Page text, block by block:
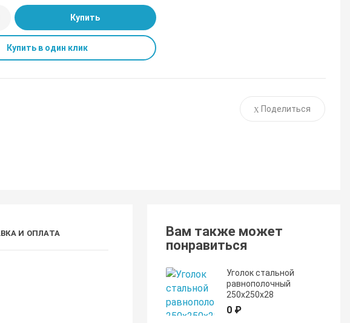
Купить
Купить в один клик
Поделиться
И ОПЛАТА
Вам также может
понравиться
Уголок стальной
равнополочный
250х250х28
0 ₽